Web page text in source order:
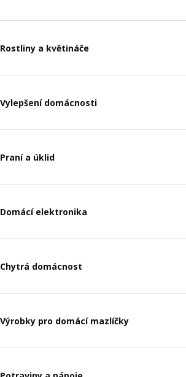
Rostliny a květináče
Vylepšení domácnosti
Praní a úklid
Domácí elektronika
Chytrá domácnost
Výrobky pro domácí mazlíčky